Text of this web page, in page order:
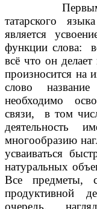
Первым
татарского
является
функции слова:
всё что он делает
произносится на
слово
необходимо
связи, в том
деятельность
многообразию
усваиваться
натуральных
Все предметы,
продуктивной
очередь,